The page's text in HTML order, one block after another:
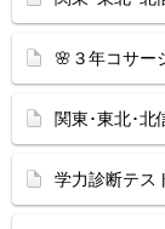
🌸３年コサー
関東･東北･北
学力診断テス